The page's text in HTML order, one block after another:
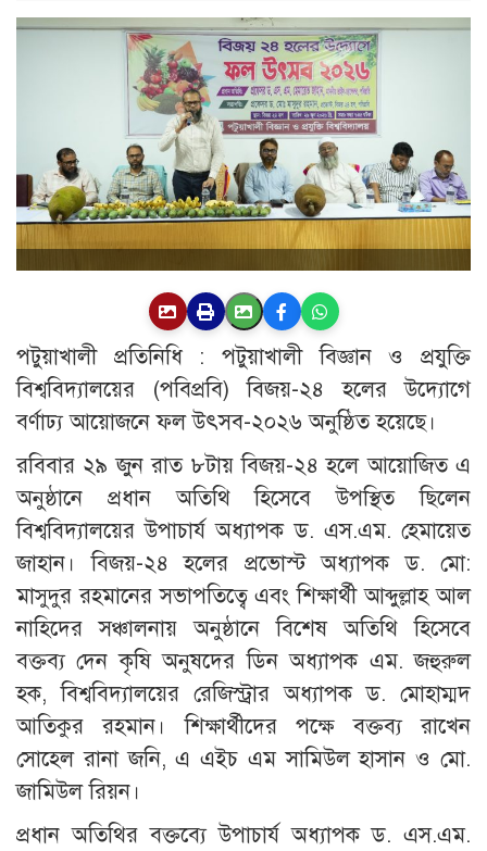
পটুয়াখালী প্রতিনিধি : পটুয়াখালী বিজ্ঞান ও প্রযুক্তি
বিশ্ববিদ্যালয়ের (পবিপ্রবি) বিজয়-২৪ হলের উদ্যোগে
বর্ণাঢ্য আয়োজনে ফল উৎসব-২০২৬ অনুষ্ঠিত হয়েছে।
রবিবার ২৯ জুন রাত ৮টায় বিজয়-২৪ হলে আয়োজিত এ
অনুষ্ঠানে প্রধান অতিথি হিসেবে উপস্থিত ছিলেন
বিশ্ববিদ্যালয়ের উপাচার্য অধ্যাপক ড. এস.এম. হেমায়েত
জাহান। বিজয়-২৪ হলের প্রভোস্ট অধ্যাপক ড. মো:
মাসুদুর রহমানের সভাপতিত্বে এবং শিক্ষার্থী আব্দুল্লাহ আল
নাহিদের সঞ্চালনায় অনুষ্ঠানে বিশেষ অতিথি হিসেবে
বক্তব্য দেন কৃষি অনুষদের ডিন অধ্যাপক এম. জহুরুল
হক, বিশ্ববিদ্যালয়ের রেজিস্ট্রার অধ্যাপক ড. মোহাম্মদ
আতিকুর রহমান। শিক্ষার্থীদের পক্ষে বক্তব্য রাখেন
সোহেল রানা জনি, এ এইচ এম সামিউল হাসান ও মো.
জামিউল রিয়ন।
প্রধান অতিথির বক্তব্যে উপাচার্য অধ্যাপক ড. এস.এম.